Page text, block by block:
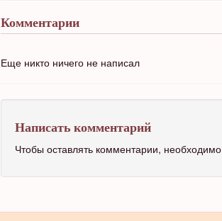
Комментарии
Еще никто ничего не написал
Написать комментарий
Чтобы оставлять комментарии, необходимо